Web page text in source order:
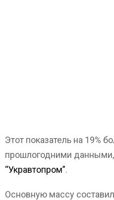
Этот показатель на 19%
прошлогодними
“Укравтопром”.
Основную массу